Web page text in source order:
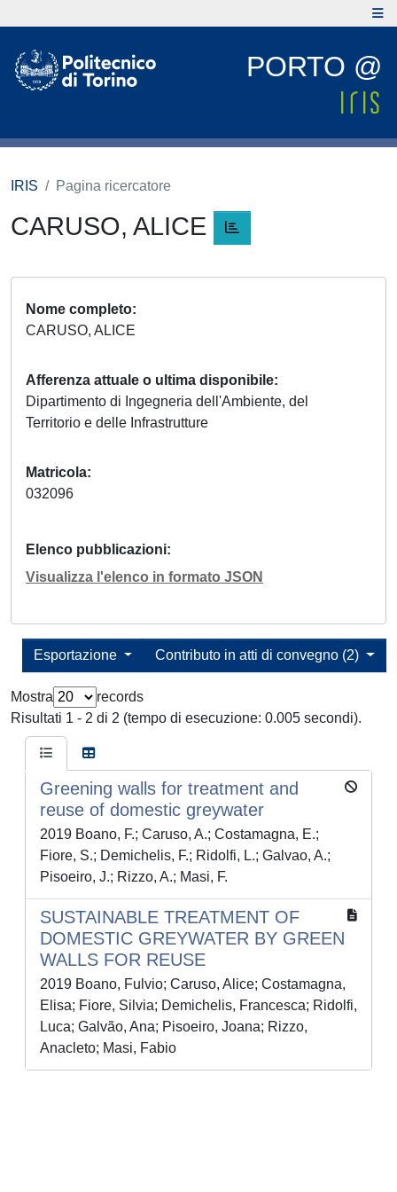
PORTO @
IRIS Pagina ricercatore
CARUSO, ALICE
Nome completo
CARUSO, ALICE
Afferenza attuale o ultima disponibile
Dipartimento di Ingegneria dell'Ambiente, del
Territorio e delle Infrastrutture
Matricola
032096
Elenco pubblicazioni
Visualizza l'elenco in formato JSON
Contributo in atti di convegno (2)
Esportazione
Mostra
records
Risultati 1 - 2 di 2 (tempo di esecuzione: 0.005 secondi).
Greening walls for treatment and
reuse of domestic greywater
2019 Boano, F.; Caruso, A.; Costamagna, E.;
Fiore, S.; Demichelis, F.; Ridolfi, L.; Galvao, A.;
Pisoeiro, J.; Rizzo, A.; Masi, F.
SUSTAINABLE TREATMENT OF
DOMESTIC GREYWATER BY GREEN
WALLS FOR REUSE
2019 Boano, Fulvio; Caruso, Alice; Costamagna,
Elisa; Fiore, Silvia; Demichelis, Francesca; Ridolfi,
Luca; Galvão, Ana; Pisoeiro, Joana; Rizzo,
Anacleto; Masi, Fabio